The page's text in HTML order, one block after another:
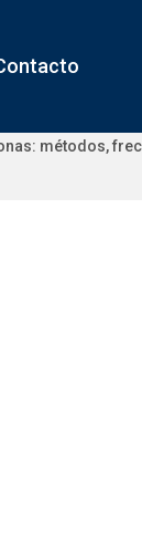
métodos,